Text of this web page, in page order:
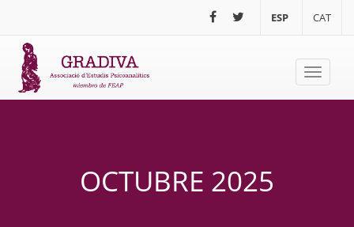
ESP CAT
Toggle
OCTUBRE 2025